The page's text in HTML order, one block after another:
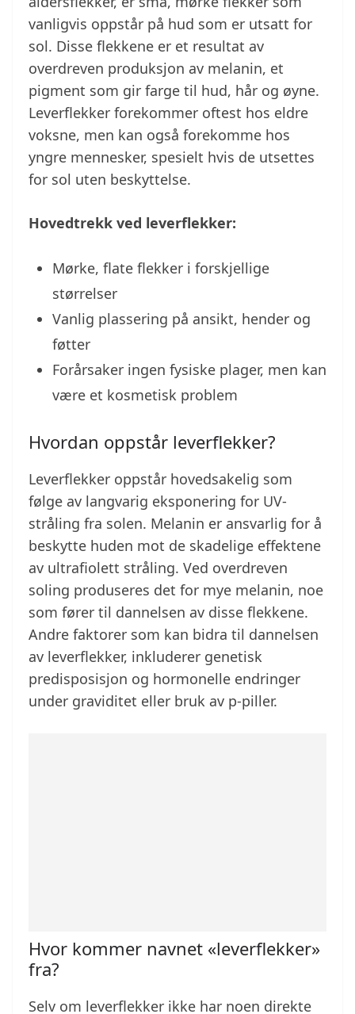
vanligvis oppstår på hud som er utsatt for
sol. Disse flekkene er et resultat av
overdreven produksjon av melanin, et
pigment som gir farge til hud, hår og øyne.
Leverflekker forekommer oftest hos eldre
voksne, men kan også forekomme hos
yngre mennesker, spesielt hvis de utsettes
for sol uten beskyttelse.
Hovedtrekk ved leverflekker:
Mørke, flate flekker i forskjellige
størrelser
Vanlig plassering på ansikt, hender og
føtter
Forårsaker ingen fysiske plager, men kan
være et kosmetisk problem
Hvordan oppstår leverflekker?
Leverflekker oppstår hovedsakelig som
følge av langvarig eksponering for UV-
stråling fra solen. Melanin er ansvarlig for å
beskytte huden mot de skadelige effektene
av ultrafiolett stråling. Ved overdreven
soling produseres det for mye melanin, noe
som fører til dannelsen av disse flekkene.
Andre faktorer som kan bidra til dannelsen
av leverflekker, inkluderer genetisk
predisposisjon og hormonelle endringer
under graviditet eller bruk av p-piller.
Hvor kommer navnet «leverflekker»
fra?
Selv om leverflekker ikke har noen direkte